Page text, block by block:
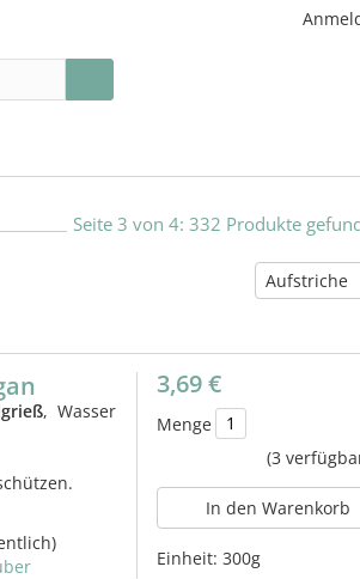
Seite 3 von 4: 332 Produkte
Aufstriche
, Wasser
3,69 €
Menge
(3
In den Warenkorb
Einheit: 300g